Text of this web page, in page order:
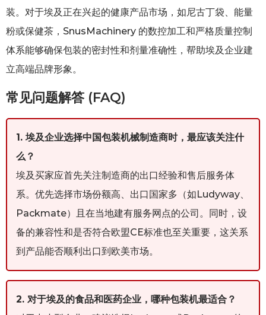
装。对于埃及正在兴起的健康产品市场，如尼古丁袋、能量
粉或保健茶，SnusMachinery 的数控加工和严格质量控制
体系能够确保包装的密封性和剂量准确性，帮助埃及企业建
立高端品牌形象。
常见问题解答 (FAQ)
1. 埃及企业选择中国包装机械制造商时，最应该关注什
么？
埃及买家应首先关注制造商的出口经验和售后服务体
系。优先选择市场份额高、出口国家多（如Ludyway、
Packmate）且在当地建有服务网点的公司。同时，设
备的兼容性和是否符合欧盟CE标准也至关重要，这关系
到产品能否顺利出口到欧美市场。
2. 对于埃及的食品和医药企业，哪种包装机最适合？